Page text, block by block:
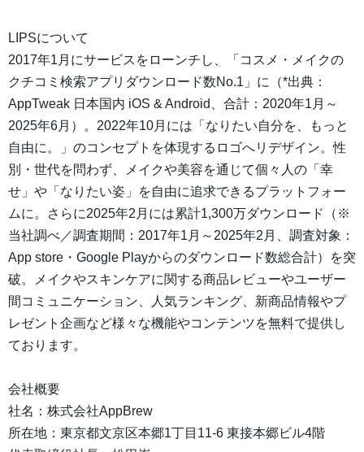
LIPSについて
2017年1月にサービスをローンチし、「コスメ・メイクの
クチコミ検索アプリダウンロード数No.1」に（*出典：
AppTweak 日本国内 iOS & Android、合計：2020年1月～
2025年6月）。2022年10月には「なりたい自分を、もっと
自由に。」のコンセプトを体現するロゴへリデザイン。性
別・世代を問わず、メイクや美容を通じて個々人の「幸
せ」や「なりたい姿」を自由に追求できるプラットフォー
ムに。さらに2025年2月には累計1,300万ダウンロード（※
当社調べ／調査期間：2017年1月～2025年2月、調査対象：
App store・Google Playからのダウンロード数総合計）を突
破。メイクやスキンケアに関する商品レビューやユーザー
間コミュニケーション、人気ランキング、新商品情報やプ
レゼント企画など様々な機能やコンテンツを無料で提供し
ております。
会社概要
社名：株式会社AppBrew
所在地：東京都文京区本郷1丁目11-6 東接本郷ビル4階